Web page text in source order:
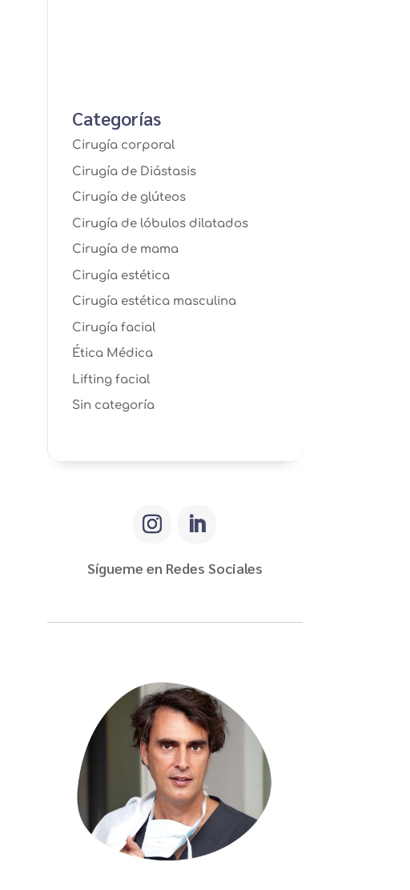
Categorías
Cirugía corporal
Cirugía de Diástasis
Cirugía de glúteos
Cirugía de lóbulos dilatados
Cirugía de mama
Cirugía estética
Cirugía estética masculina
Cirugía facial
Ética Médica
Lifting facial
Sin categoría
Sígueme en Redes Sociales